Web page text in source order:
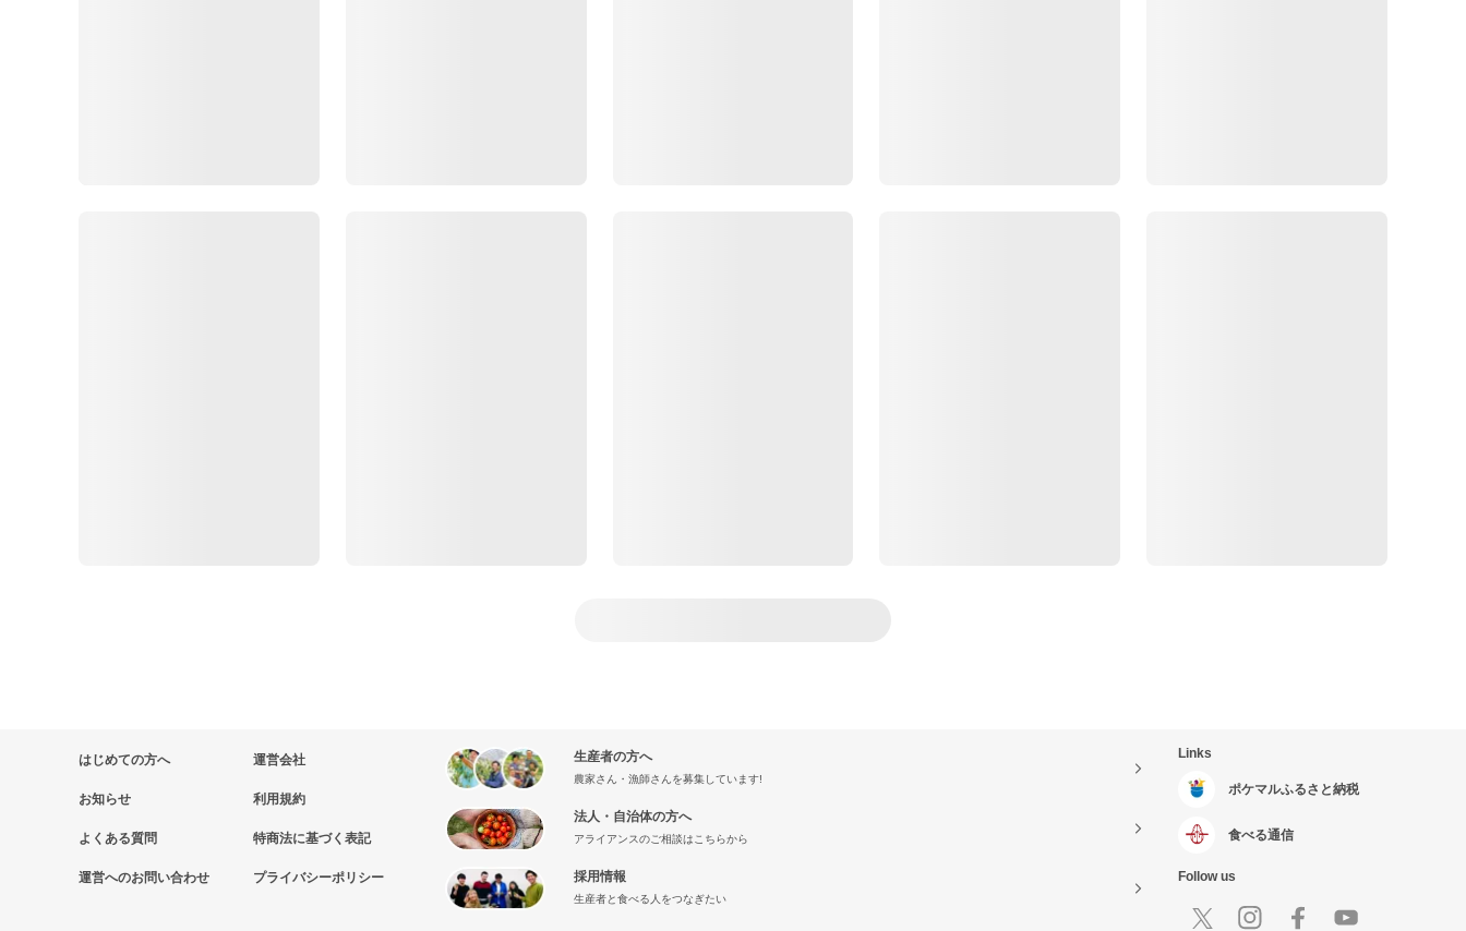
はじめての方へ
お知らせ
よくある質問
運営へのお問い合わせ
運営会社
利用規約
特商法に基づく表記
プライバシーポリシー
生産者の方へ
農家さん・漁師さんを募集しています!
法人・自治体の方へ
アライアンスのご相談はこちらから
採用情報
生産者と食べる人をつなぎたい
Links
ポケマルふるさと納税
食べる通信
Follow us